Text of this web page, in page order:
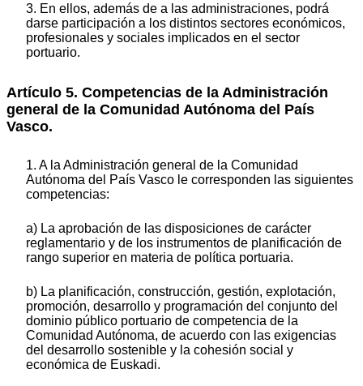
3. En ellos, además de a las administraciones, podrá
darse participación a los distintos sectores económicos,
profesionales y sociales implicados en el sector
portuario.
Artículo 5. Competencias de la Administración
general de la Comunidad Autónoma del País
Vasco.
1. A la Administración general de la Comunidad
Autónoma del País Vasco le corresponden las siguientes
competencias:
a) La aprobación de las disposiciones de carácter
reglamentario y de los instrumentos de planificación de
rango superior en materia de política portuaria.
b) La planificación, construcción, gestión, explotación,
promoción, desarrollo y programación del conjunto del
dominio público portuario de competencia de la
Comunidad Autónoma, de acuerdo con las exigencias
del desarrollo sostenible y la cohesión social y
económica de Euskadi.